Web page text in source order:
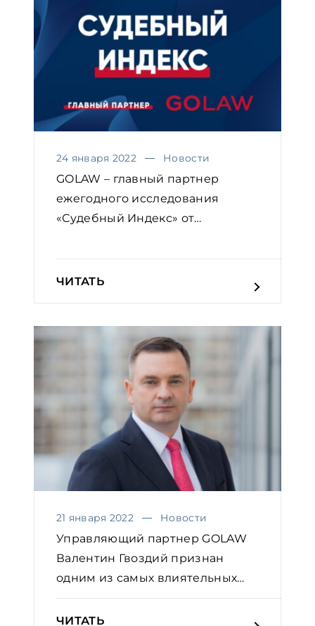
24 января 2022 Новости
GOLAW – главный партнер
ежегодного исследования
«Судебный Индекс» от
ЧИТАТЬ
21 января 2022 Новости
Управляющий партнер GOLAW
Валентин Гвоздий признан
одним из самых влиятельных
юр...
ЧИТАТЬ